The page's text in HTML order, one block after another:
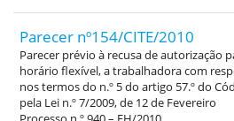
Parecer nº154/CITE/2010
Parecer prévio à recusa de autorização
horário flexível, a trabalhadora com
nos termos do n.º 5 do artigo 57.º do
pela Lei n.º 7/2009, de 12 de Fevereiro